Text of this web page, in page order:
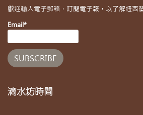
歡迎輸入電子郵箱，訂閱電子報，以了解紐西
Email*
滴水坊時間